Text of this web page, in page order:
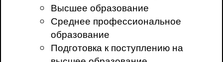
Высшее образование
Среднее профессиональное
образование
Подготовка к поступлению на